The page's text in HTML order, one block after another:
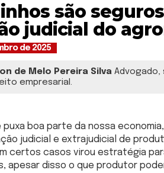
são
judicial do
de 2025
de Melo Pereira Silva Advogado,
empresarial.
puxa boa parte da nossa
judicial e extrajudicial de
certos casos virou estratégia
apesar disso o que produtor